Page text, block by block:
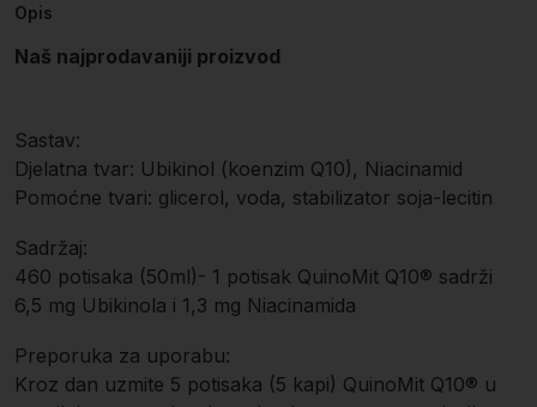
Opis
Naš najprodavaniji proizvod
Sastav:
Djelatna tvar: Ubikinol (koenzim Q10), Niacinamid
Pomoćne tvari: glicerol, voda, stabilizator soja-lecitin
Sadržaj:
460 potisaka (50ml)- 1 potisak QuinoMit Q10® sadrži
6,5 mg Ubikinola i 1,3 mg Niacinamida
Preporuka za uporabu:
Kroz dan uzmite 5 potisaka (5 kapi) QuinoMit Q10® u